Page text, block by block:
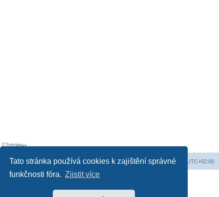
Tato stránka používá cookies k zajištění správné
funkčnosti fóra. Zjistit více
Obsah fóra Všechny časy jsou v UTC+02:00
Založeno naphpBB® Forum Software © phpBB Limited